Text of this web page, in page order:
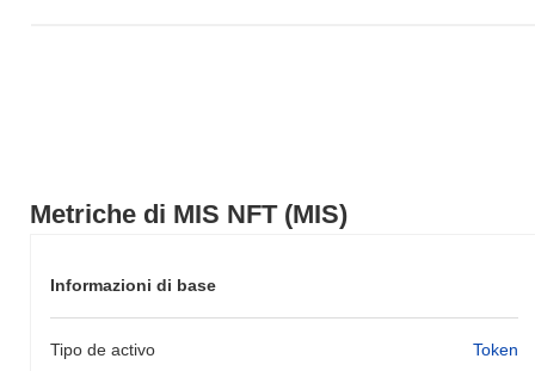
Metriche di MIS NFT (MIS)
Informazioni di base
Tipo de activo Token